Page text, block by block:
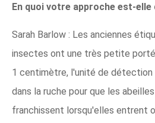
En quoi votre approche est-
Sarah Barlow : Les anciennes
insectes ont une très petite
1 centimètre, l'unité de
dans la ruche pour que les
franchissent lorsqu'elles entrent